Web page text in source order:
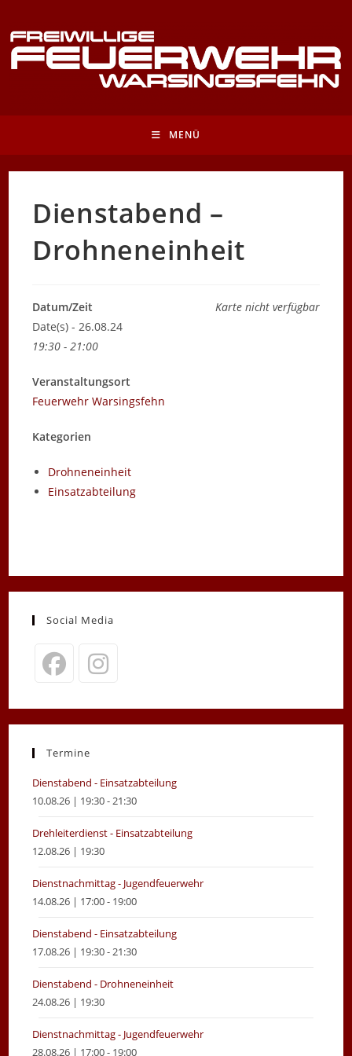
Inhalt
springen
MENÜ
Dienstabend –
Drohneneinheit
Karte nicht verfügbar
Datum/Zeit
Date(s) - 26.08.24
19:30 - 21:00
Veranstaltungsort
Feuerwehr Warsingsfehn
Kategorien
Drohneneinheit
Einsatzabteilung
Social Media
in
new
in
new
Termine
Dienstabend - Einsatzabteilung
10.08.26 | 19:30 - 21:30
Drehleiterdienst - Einsatzabteilung
12.08.26 | 19:30
Dienstnachmittag - Jugendfeuerwehr
14.08.26 | 17:00 - 19:00
Dienstabend - Einsatzabteilung
17.08.26 | 19:30 - 21:30
Dienstabend - Drohneneinheit
24.08.26 | 19:30
Dienstnachmittag - Jugendfeuerwehr
28.08.26 | 17:00 - 19:00